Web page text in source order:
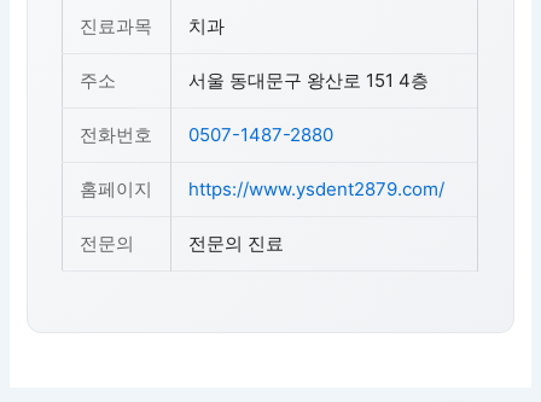
진료과목 치과
주소 서울 동대문구 왕산로 151 4층
전화번호 0507-1487-2880
홈페이지 https://www.ysdent2879.com/
전문의 전문의 진료